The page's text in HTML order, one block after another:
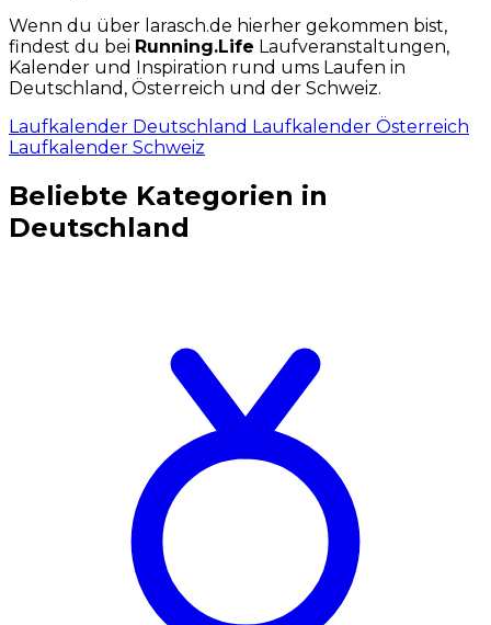
Wenn du über larasch.de hierher gekommen bist,
findest du bei Running.Life Laufveranstaltungen,
Kalender und Inspiration rund ums Laufen in
Deutschland, Österreich und der Schweiz.
Laufkalender Deutschland Laufkalender Österreich
Laufkalender Schweiz
Beliebte Kategorien in
Deutschland